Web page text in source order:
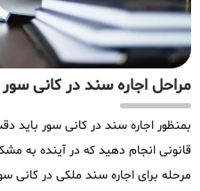
مراحل اجاره سند در کانی سور
بمنظور اجاره سند در کانی سور باید
مرحله برای اجاره سند ملکی در کانی